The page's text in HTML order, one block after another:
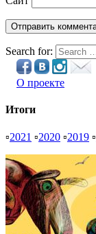
Search for:
О проекте
Итоги
▫2021 ▫2020 ▫2019 ▫